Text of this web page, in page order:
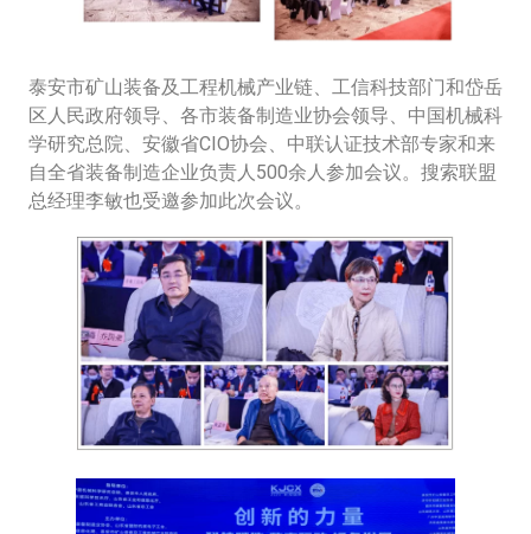
泰安市矿山装备及工程机械产业链、工信科技部门和岱岳
区人民政府领导、各市装备制造业协会领导、中国机械科
学研究总院、安徽省CIO协会、中联认证技术部专家和来
自全省装备制造企业负责人500余人参加会议。搜索联盟
总经理李敏也受邀参加此次会议。